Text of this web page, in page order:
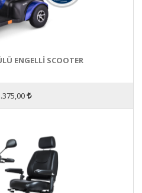
ENGELLİ SCOOTER